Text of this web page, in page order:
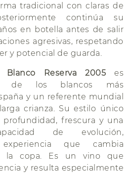
tradicional con claras de
continúa su
en botella antes de salir
agresivas, respetando
y potencial de guarda.
Blanco Reserva 2005 es
de los blancos más
y un referente mundial
crianza. Su estilo único
profundidad, frescura y una
de evolución,
que cambia
la copa. Es un vino que
y resulta especialmente